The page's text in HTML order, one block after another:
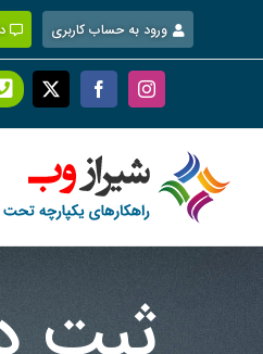
content
ورود به حساب کاربری
Instagram
Facebook
X